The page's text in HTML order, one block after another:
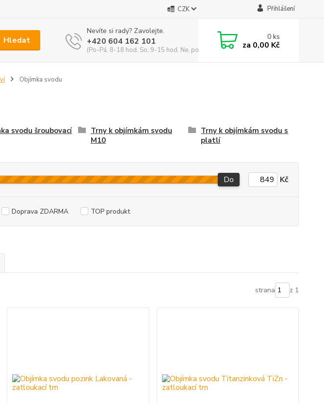
CZK Přihlášení
Hledat
Nevíte si rady? Zavolejte.
+420 604 162 101
(Po-Pá, 8-18 hod. So, 9-15 hod. Ne, po domluvě)
0ks
za 0,00 Kč
Objímka svodu
svodu šroubovací
Trny k objímkám svodu
M10
Trny k objímkám svodu s
platlí
Do Kč
Doprava ZDARMA TOP produkt
strana z 1